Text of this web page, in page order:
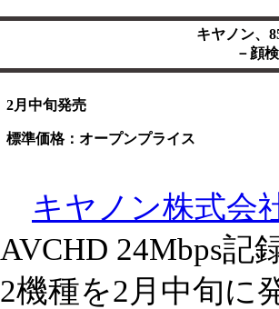
キヤノン、
－顔
2月中旬発売
標準価格：オープンプライス
キヤノン株式会
AVCHD 24Mbps記
2機種を2月中旬に